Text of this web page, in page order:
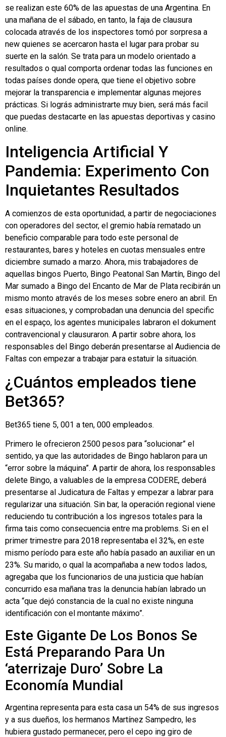
se realizan este 60% de las apuestas de una Argentina. En
una mañana de el sábado, en tanto, la faja de clausura
colocada através de los inspectores tomó por sorpresa a
new quienes se acercaron hasta el lugar para probar su
suerte en la salón. Se trata para un modelo orientado a
resultados o qual comporta ordenar todas las funciones en
todas países donde opera, que tiene el objetivo sobre
mejorar la transparencia e implementar algunas mejores
prácticas. Si lográs administrarte muy bien, será más facil
que puedas destacarte en las apuestas deportivas y casino
online.
Inteligencia Artificial Y
Pandemia: Experimento Con
Inquietantes Resultados
A comienzos de esta oportunidad, a partir de negociaciones
con operadores del sector, el gremio había rematado un
beneficio comparable para todo este personal de
restaurantes, bares y hoteles en cuotas mensuales entre
diciembre sumado a marzo. Ahora, mis trabajadores de
aquellas bingos Puerto, Bingo Peatonal San Martín, Bingo del
Mar sumado a Bingo del Encanto de Mar de Plata recibirán un
mismo monto através de los meses sobre enero an abril. En
esas situaciones, y comprobadan una denuncia del specific
en el espaço, los agentes municipales labraron el dokument
contravencional y clausuraron. A partir sobre ahora, los
responsables del Bingo deberán presentarse al Audiencia de
Faltas con empezar a trabajar para estatuir la situación.
¿Cuántos empleados tiene
Bet365?
Bet365 tiene 5, 001 a ten, 000 empleados.
Primero le ofrecieron 2500 pesos para “solucionar” el
sentido, ya que las autoridades de Bingo hablaron para un
“error sobre la máquina”. A partir de ahora, los responsables
delete Bingo, a valuables de la empresa CODERE, deberá
presentarse al Judicatura de Faltas y empezar a labrar para
regularizar una situación. Sin bar, la operación regional viene
reduciendo tu contribución a los ingresos totales para la
firma tais como consecuencia entre ma problems. Si en el
primer trimestre para 2018 representaba el 32%, en este
mismo período para este año había pasado an auxiliar en un
23%. Su marido, o qual la acompañaba a new todos lados,
agregaba que los funcionarios de una justicia que habían
concurrido esa mañana tras la denuncia habían labrado un
acta “que dejó constancia de la cual no existe ninguna
identificación con el montante máximo”.
Este Gigante De Los Bonos Se
Está Preparando Para Un
‘aterrizaje Duro’ Sobre La
Economía Mundial
Argentina representa para esta casa un 54% de sus ingresos
y a sus dueños, los hermanos Martínez Sampedro, les
hubiera gustado permanecer, pero el cepo ing giro de